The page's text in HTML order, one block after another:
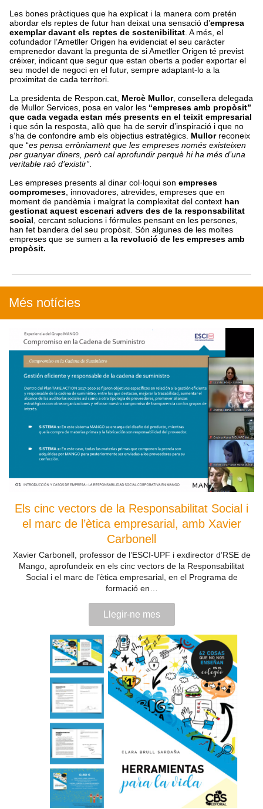
Les bones pràctiques que ha explicat i la manera com pretén
abordar els reptes de futur han deixat una sensació d’empresa
exemplar davant els reptes de sostenibilitat . A més, el
cofundador l’Ametller Origen ha evidenciat el seu caràcter
emprenedor davant la pregunta de si Ametller Origen té previst
créixer, indicant que segur que estan oberts a poder exportar el
seu model de negoci en el futur, sempre adaptant-lo a la
proximitat de cada territori.
La presidenta de Respon.cat, Mercè Mullor, consellera delegada
de Mullor Services, posa en valor les “empreses amb propòsit”
que cada vegada estan més presents en el teixit empresarial
i que són la resposta, allò que ha de servir d’inspiració i que no
s’ha de confondre amb els objectius estratègics. Mullorreconeix
que “es pensa erròniament que les empreses només existeixen
per guanyar diners, però cal aprofundir perquè hi ha més d’una
veritable raó d’existir”
Les empreses presents al dinar col·loqui son empreses
compromeses , innovadores, atrevides, empreses que en
moment de pandèmia i malgrat la complexitat del context han
gestionat aquest escenari advers des de la responsabilitat
social , cercant solucions i fórmules pensant en les persones,
han fet bandera del seu propòsit. Són algunes de les moltes
empreses que se sumen a la revolució de les empreses amb
propòsit.
Més notícies
Els cinc vectors de la Responsabilitat Social i
el marc de l’ètica empresarial, amb Xavier
Carbonell
Xavier Carbonell, professor de l’ESCI-UPF i exdirector d’RSE de
Mango, aprofundeix en els cinc vectors de la Responsabilitat
Social i el marc de l’ètica empresarial, en el Programa de
formació en…
Llegir-ne mes